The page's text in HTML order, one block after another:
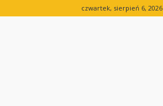
czwartek, sierpień 6, 2026